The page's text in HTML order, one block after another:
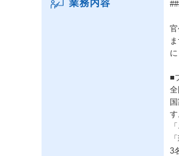
業務内容
■
す
3